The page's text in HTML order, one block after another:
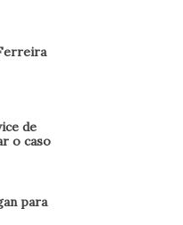
de
o caso
para